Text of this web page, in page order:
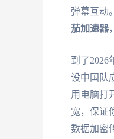
弹幕互动
茄加速器
到了2026
设中国队
用电脑打
宽，保证
数据加密